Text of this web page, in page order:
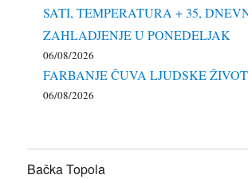
SATI, TEMPERATURA + 35,
ZAHLADJENJE U PONEDELJAK
06/08/2026
FARBANJE ČUVA LJUDSKE
06/08/2026
Bačka Topola